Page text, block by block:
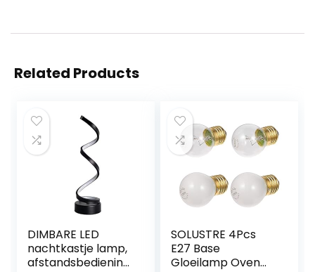
Related Products
DIMBARE LED
nachtkastje lamp,
afstandsbediening
SOLUSTRE 4Pcs
E27 Base
Gloeilamp Oven